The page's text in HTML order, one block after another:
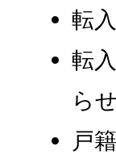
転
転
ら
戸